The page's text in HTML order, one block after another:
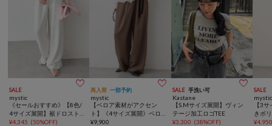
SALE 
mystic
《セールおすすめ》【8色/
4サイズ展開】裾ドロスト
スウェットパンツ
¥4,345 (50%OFF)
再入荷 一部予約 
mystic
【ベロア素材がアクセン
ト】《4サイズ展開》ベロ
アリボンタックスラックス
¥9,900
SALE 手洗い可 
Kastane
【S.Mサイズ展開】ヴィン
テージ加工ロゴTEE
¥3,300 (38%OFF)
SALE
mystic
【3
きボ
¥